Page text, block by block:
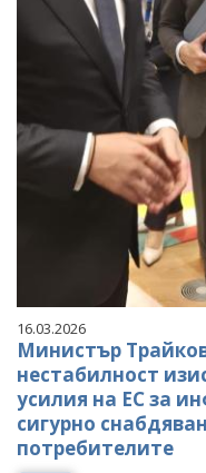
16.03.2026
Министър
нестабилност
усилия на ЕС за
сигурно
потребителите